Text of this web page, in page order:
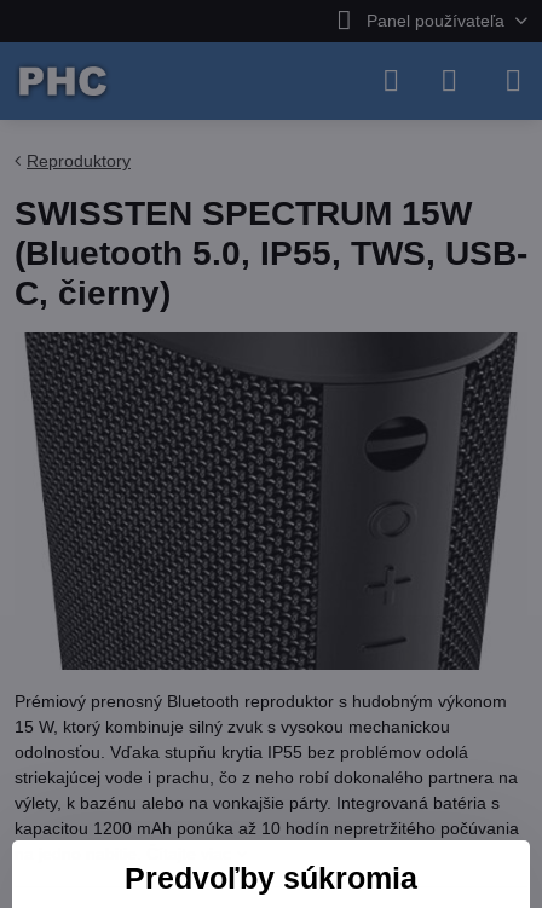
Panel používateľa
Reproduktory
SWISSTEN SPECTRUM 15W
(Bluetooth 5.0, IP55, TWS, USB-
C, čierny)
Prémiový prenosný Bluetooth reproduktor s hudobným výkonom
15 W, ktorý kombinuje silný zvuk s vysokou mechanickou
odolnosťou. Vďaka stupňu krytia IP55 bez problémov odolá
striekajúcej vode i prachu, čo z neho robí dokonalého partnera na
výlety, k bazénu alebo na vonkajšie párty. Integrovaná batéria s
kapacitou 1200 mAh ponúka až 10 hodín nepretržitého počúvania
Predvoľby súkromia